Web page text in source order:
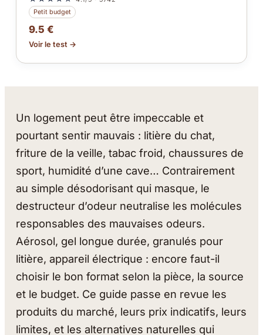
Petit budget
9.5 €
Voir le test →
Un logement peut être impeccable et
pourtant sentir mauvais : litière du chat,
friture de la veille, tabac froid, chaussures de
sport, humidité d’une cave… Contrairement
au simple désodorisant qui masque, le
destructeur d’odeur neutralise les molécules
responsables des mauvaises odeurs.
Aérosol, gel longue durée, granulés pour
litière, appareil électrique : encore faut-il
choisir le bon format selon la pièce, la source
et le budget. Ce guide passe en revue les
produits du marché, leurs prix indicatifs, leurs
limites, et les alternatives naturelles qui